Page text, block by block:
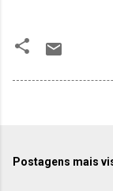
Postagens mais